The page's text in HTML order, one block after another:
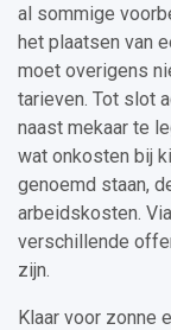
al sommige
het plaatsen van
moet overigens
tarieven. Tot slot
naast mekaar te
wat onkosten bij
genoemd staan,
arbeidskosten.
verschillende
zijn.
Klaar voor zonne